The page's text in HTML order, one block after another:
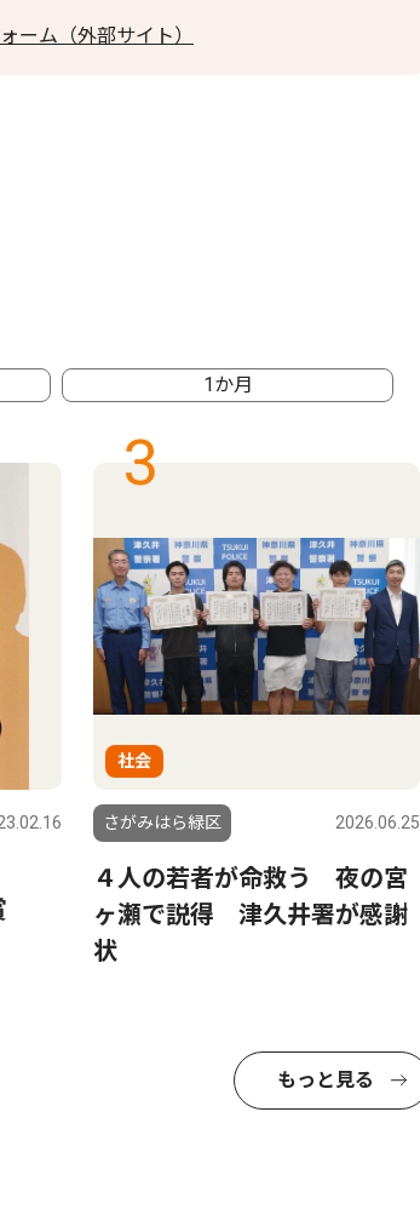
ーム（外部サイト）
1か月
3
社会
さがみはら緑区 2026.06.25
４人の若者が命救う 夜の宮
ヶ瀬で説得 津久井署が感謝
状
もっと見る